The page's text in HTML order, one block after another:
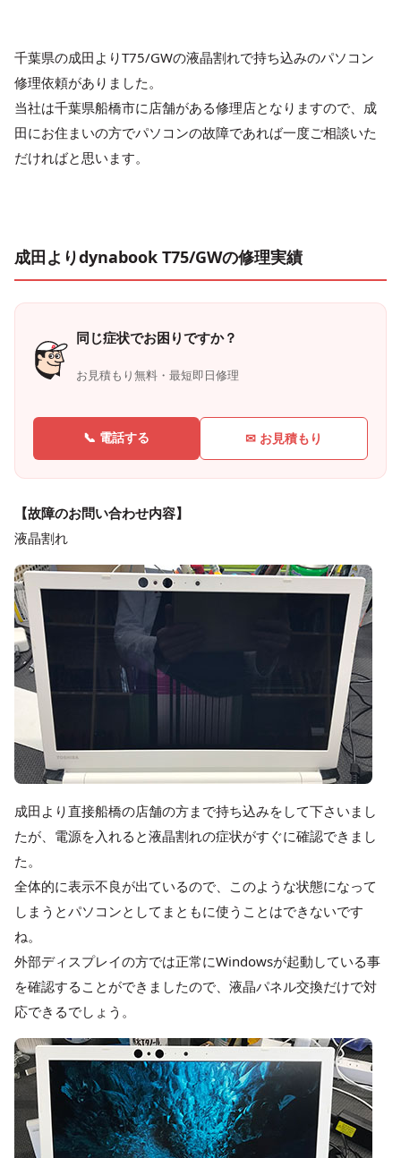
千葉県の成田よりT75/GWの液晶割れで持ち込みのパソコン
修理依頼がありました。
当社は千葉県船橋市に店舗がある修理店となりますので、成
田にお住まいの方でパソコンの故障であれば一度ご相談いた
だければと思います。
成田よりdynabook T75/GWの修理実績
同じ症状でお困りですか？
お見積もり無料・最短即日修理
📞 電話する ✉ お見積もり
【故障のお問い合わせ内容】
液晶割れ
成田より直接船橋の店舗の方まで持ち込みをして下さいまし
たが、電源を入れると液晶割れの症状がすぐに確認できまし
た。
全体的に表示不良が出ているので、このような状態になって
しまうとパソコンとしてまともに使うことはできないです
ね。
外部ディスプレイの方では正常にWindowsが起動している事
を確認することができましたので、液晶パネル交換だけで対
応できるでしょう。